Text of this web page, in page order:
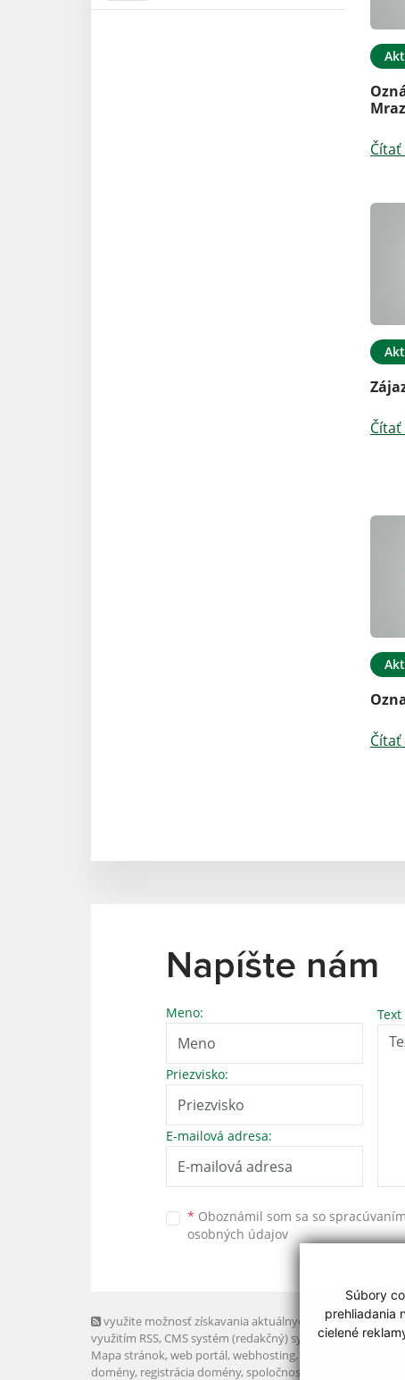
Súbory
prehliadania
cielené
Napíšte nám
Meno:
Priezvisko:
E-mailová adresa:
* Oboznámil som sa so spracúvaním
osobných údajov
využite možnosť získavania aktuálnych informácií s
využitím RSS, CMS systém (redakčný) systém ECHELON 2,
Mapa stránok, web portál, webhosting,
domény, registrácia domény, spoločnosť webex.digital, s.r.o.